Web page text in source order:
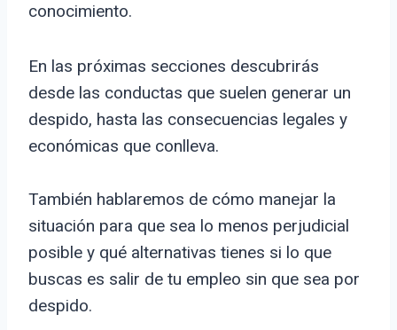
conocimiento.
En las próximas secciones descubrirás
desde las conductas que suelen generar un
despido, hasta las consecuencias legales y
económicas que conlleva.
También hablaremos de cómo manejar la
situación para que sea lo menos perjudicial
posible y qué alternativas tienes si lo que
buscas es salir de tu empleo sin que sea por
despido.